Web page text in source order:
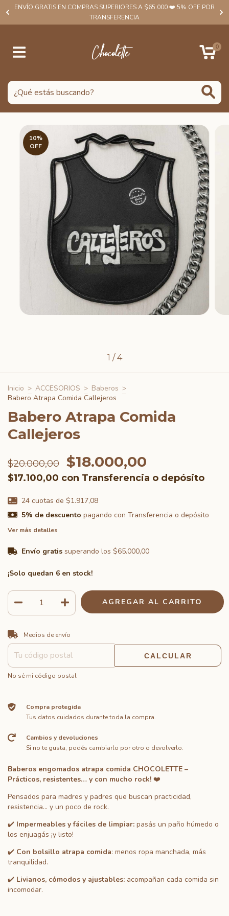
ENVÍO GRATIS EN COMPRAS SUPERIORES A $65.000 ❤️ 5% OFF POR
TRANSFERENCIA
0
10%
OFF
1 /4
Inicio > ACCESORIOS > Baberos >
Babero Atrapa Comida Callejeros
Babero Atrapa Comida
Callejeros
$20.000,00 $18.000,00
$17.100,00 con Transferencia o depósito
24 cuotas de $1.917,08
5% de descuento pagando con Transferencia o depósito
Ver más detalles
Envío gratis superando los $65.000,00
¡Solo quedan 6 en stock!
Entregas para el CP:
Medios de envío
CALCULAR
No sé mi código postal
Compra protegida
Tus datos cuidados durante toda la compra.
Cambios y devoluciones
Si no te gusta, podés cambiarlo por otro o devolverlo.
Baberos engomados atrapa comida CHOCOLETTE –
Prácticos, resistentes… y con mucho rock! ❤️
Pensados para madres y padres que buscan practicidad,
resistencia... y un poco de rock.
✔️ Impermeables y fáciles de limpiar: pasás un paño húmedo o
los enjuagás ¡y listo!
✔️ Con bolsillo atrapa comida: menos ropa manchada, más
tranquilidad.
✔️ Livianos, cómodos y ajustables: acompañan cada comida sin
incomodar.